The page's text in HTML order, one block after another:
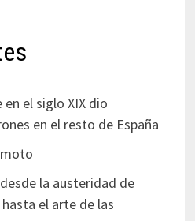
el siglo XIX dio
en el resto de España
la austeridad de
el arte de las